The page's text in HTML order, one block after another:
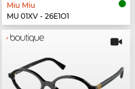
Miu Miu
MU 01XV - 26E1O1